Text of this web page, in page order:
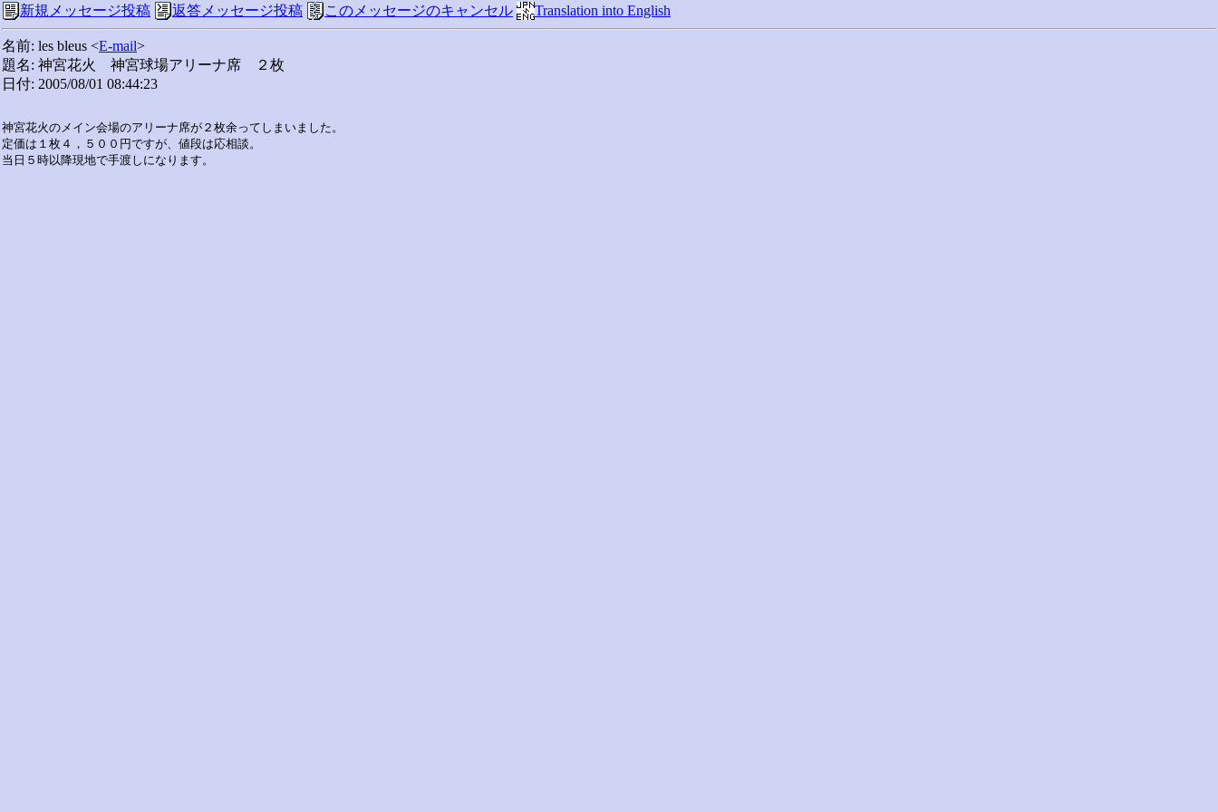
新規メッセージ投稿 返答メッセージ投稿 このメッセージのキャンセル Translation into English
名前: les bleus <E-mail>
題名: 神宮花火 神宮球場アリーナ席 ２枚
日付: 2005/08/01 08:44:23
神宮花火のメイン会場のアリーナ席が２枚余ってしまいました。
定価は１枚４，５００円ですが、値段は応相談。